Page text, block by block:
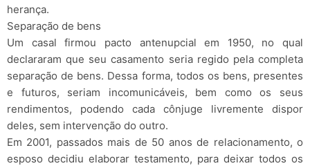
herança.
Separação de bens
Um casal firmou pacto antenupcial em 1950, no qual
declararam que seu casamento seria regido pela completa
separação de bens. Dessa forma, todos os bens, presentes
e futuros, seriam incomunicáveis, bem como os seus
rendimentos, podendo cada cônjuge livremente dispor
deles, sem intervenção do outro.
Em 2001, passados mais de 50 anos de relacionamento, o
esposo decidiu elaborar testamento, para deixar todos os